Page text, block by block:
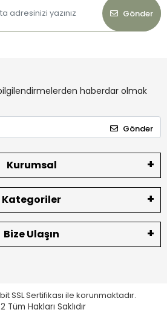
Gönder
haberdar olmak
Gönder
Kurumsal
Kategoriler
Bize Ulaşın
SSL Sertifikası ile korunmaktadır.
Tüm Hakları Saklıdır